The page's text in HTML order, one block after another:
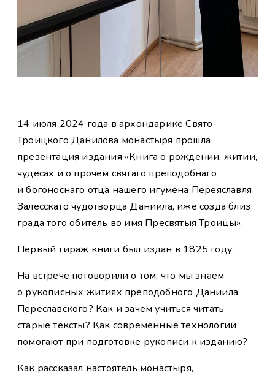
14 июля 2024 года в архондарике Свято-
Троицкого Данилова монастыря прошла
презентация издания «Книга о рождении, житии,
чудесах и о прочем святаго преподобнаго
и богоноснаго отца нашего игумена Переяславля
Залесскаго чудотворца Даниила, иже созда близ
града того обитель во имя Пресвятыя Троицы».
Первый тираж книги был издан в 1825 году.
На встрече поговорили о том, что мы знаем
о рукописных житиях преподобного Даниила
Переславского? Как и зачем учиться читать
старые тексты? Как современные технологии
помогают при подготовке рукописи к изданию?
Как рассказал настоятель монастыря,